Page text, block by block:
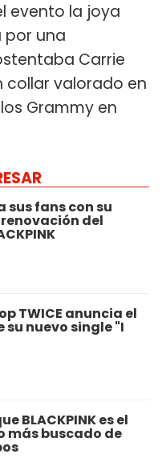
evento la joya
por una
Carrie
collar valorado en
Grammy en
sus fans con su
del
TWICE anuncia el
nuevo single "I
BLACKPINK es el
más buscado de